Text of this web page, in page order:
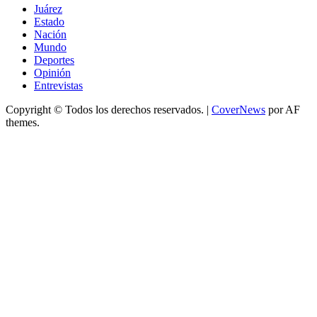
Juárez
Estado
Nación
Mundo
Deportes
Opinión
Entrevistas
Copyright © Todos los derechos reservados. | CoverNews por AF
themes.